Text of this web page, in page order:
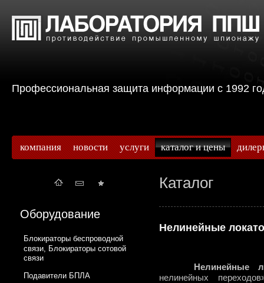
Профессиональная защита информации с
компания новости услуги каталог и цены
Каталог
Нелинейные
Нелинейные
нелинейных
Оборудование
Блокираторы беспроводной
связи, Блокираторы сотовой
связи
Подавители БПЛА